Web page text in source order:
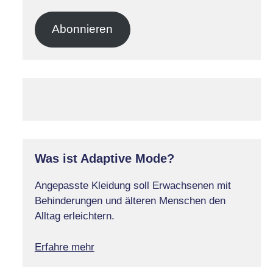
Adresse
Abonnieren
Was ist Adaptive Mode?
Angepasste Kleidung soll Erwachsenen mit
Behinderungen und älteren Menschen den
Alltag erleichtern.
Erfahre mehr